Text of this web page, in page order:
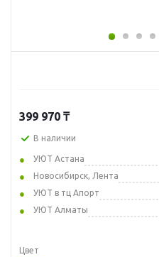
399 970 ₸
В наличии
УЮТ Астана
Новосибирск, Лента
УЮТ в тц Апорт
УЮТ Алматы
Цвет